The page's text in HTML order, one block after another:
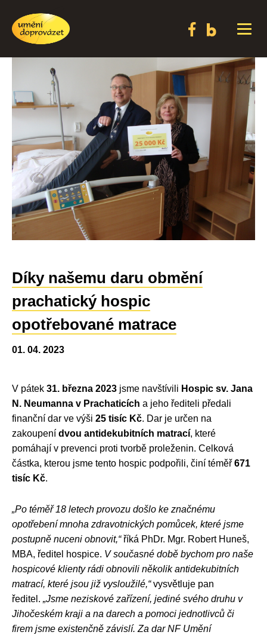
Díky našemu daru obmění
prachatický hospic
opotřebované matrace
01. 04. 2023
V pátek 31. března 2023 jsme navštívili Hospic sv. Jana
N. Neumanna v Prachaticích a jeho řediteli předali
finanční dar ve výši 25 tisíc Kč. Dar je určen na
zakoupení dvou antidekubitních matrací, které
pomáhají v prevenci proti tvorbě proleženin. Celková
částka, kterou jsme tento hospic podpořili, činí téměř 671
tisíc Kč.
„Po téměř 18 letech provozu došlo ke značnému
opotřebení mnoha zdravotnických pomůcek, které jsme
postupně nuceni obnovit,“ říká PhDr. Mgr. Robert Huneš,
MBA, ředitel hospice. V současné době bychom pro naše
hospicové klienty rádi obnovili několik antidekubitních
matrací, které jsou již vysloužilé,“vysvětluje pan
ředitel. „Jsme neziskové zařízení, jediné svého druhu v
Jihočeském kraji a na darech a pomoci jednotlivců či
firem jsme existenčně závislí. Za dar NF Umění